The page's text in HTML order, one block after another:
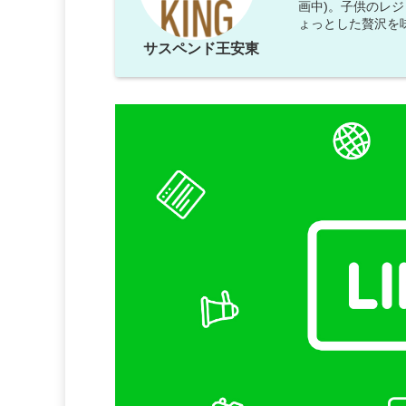
サスペンド王安東
画中)。子供のレ
ょっとした贅沢